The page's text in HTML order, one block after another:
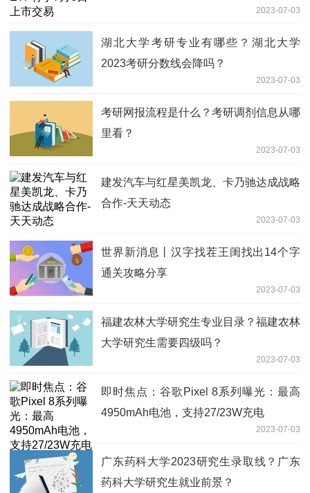
2023-07-03
湖北大学考研专业有哪些？湖北大学
2023考研分数线会降吗？
2023-07-03
考研网报流程是什么？考研调剂信息从哪
里看？
2023-07-03
建发汽车与红星美凯龙、卡乃驰达成战略
合作-天天动态
2023-07-03
世界新消息丨汉字找茬王闺找出14个字
通关攻略分享
2023-07-03
福建农林大学研究生专业目录？福建农林
大学研究生需要四级吗？
2023-07-03
即时焦点：谷歌Pixel 8系列曝光：最高
4950mAh电池，支持27/23W充电
2023-07-03
广东药科大学2023研究生录取线？广东
药科大学研究生就业前景？